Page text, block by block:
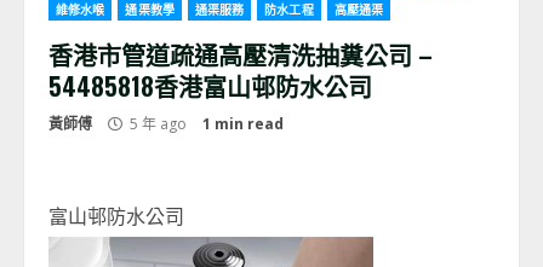
維修水喉
通渠教學 通渠服務 防水工程 高壓通渠
香港市管道疏通高壓清洗抽糞公司 –
54485818香港富山邨防水公司
黃師傅 5 年 ago 1 min read
富山邨防水公司